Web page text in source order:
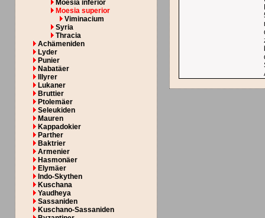
Moesia inferior
Moesia superior
Viminacium
Syria
Thracia
Achämeniden
Lyder
Punier
Nabatäer
Illyrer
Lukaner
Bruttier
Ptolemäer
Seleukiden
Mauren
Kappadokier
Parther
Baktrier
Armenier
Hasmonäer
Elymäer
Indo-Skythen
Kuschana
Yaudheya
Sassaniden
Kuschano-Sassaniden